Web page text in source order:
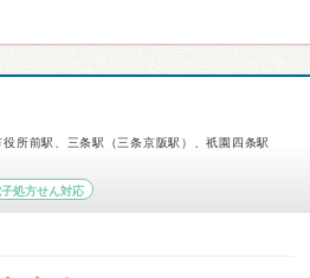
所前駅、三条駅（三条京阪駅）、祇園四条駅
子処方せん対応